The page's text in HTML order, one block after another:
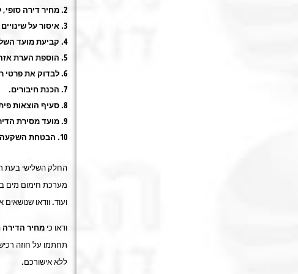
מחיר דירה
איסור על
קביעת מועד
הוספת הערת
לבדוק את פרטי
הכנת חיבורים.
סעיף הוצאות
מועד מסירת
הבטחת
החלק השלישי בעת
מערכת חימום מים
ועוד. וודאו
ודאו כי מחיר הדירה
תחתמו על חוזה
ללא אישורכם.